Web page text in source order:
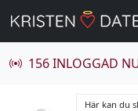
156 INLOGGAD
Här kan du